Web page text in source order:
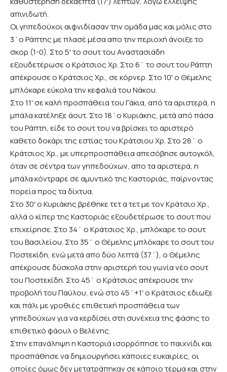
απινιδωτή.
Οι γηπεδούχοι αιφνιδίασαν την ομάδα μας και μόλις στο
3΄ο Ράπτης με πλασέ μέσα απο την περιοχή άνοιξε το
σκορ (1-0). Στο 5′ το σουτ του Αναστασιάδη
εξουδετέρωσε ο Κράτσιος Χρ. Στο 6΄ το σουτ του Ράπτη
απέκρουσε ο Κράτσιος Χρ., σε κόρνερ. Στο 10′ ο Θέμελης
μπλόκαρε εύκολα την κεφαλιά του Νάκου.
Στο 11′ σε καλή προσπάθεια του Γάκια, από τα αριστερά, η
μπάλα κατέληξε άουτ. Στο 18΄ο Κυριάκης, μετά από πάσα
του Ράπτη, είδε το σουτ του να βρίσκει το αριστερό
καθετο δοκάρι της εστίας του Κράτσιου Χρ. Στο 28΄ ο
Κράτσιος Χρ., με υπερπροσπάθεια απεσόβησε αυτογκόλ,
όταν σε σέντρα των γηπεδούχων, απο τα αριστερά, η
μπάλα κόντραρε σε αμυντικό της Καστοριάς, παίρνοντας
πορεία προς τα δίχτυα.
Στο 30′ ο Κυριάκης βρέθηκε τετ α τετ με τον Κράτσιο Χρ.,
αλλά ο κίπερ της Καστοριάς εξουδετέρωσε το σουτ που
επιχείρησε. Στο 34΄ ο Κράτσιος Χρ., μπλόκαρε το σουτ
του Βασιλείου. Στο 35΄ ο Θέμελης μπλόκαρε το σουτ του
Ποστεκίδη, ενώ μετά απο δύο λεπτά (37΄), ο Θέμελης
απέκρουσε δύσκολα στην αριστερή του γωνία νέο σουτ
του Ποστεκίδη. Στο 45΄ ο Κράτσιος απέκρουσε την
προβολή του Παύλου, ενώ στο 45΄+1′ ο Κράτσιος εδιωξε
και πάλι με γροθιές επιθετική προσπάθεια των
γηπεδούχων για να κερδίσει στη συνέχεια της φάσης το
επιθετικό φάουλ ο Βελένης.
Στην επανάληψη η Καστοριά ισορρόπησε το παιχνίδι και
προσπάθησε να δημιουργήσει κάποιες ευκαιρίες, οι
οποίες όμως δεν μετατράπηκαν σε κάποιο τέρμα και στην